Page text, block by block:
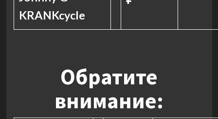
KRANKcycle
Обратите
внимание: